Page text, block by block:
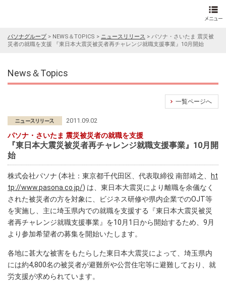
パソナグループ> NEWS＆TOPICS > ニュースリリース > パソナ・さいたま 震災被
災者の就職を支援 『東日本大震災被災者再チャレンジ就職支援事業』10月開始
News＆Topics
一覧ページへ
2011.09.02
パソナ・さいたま 震災被災者の就職を支援
『東日本大震災被災者再チャレンジ就職支援事業』10月開
始
株式会社パソナ (本社：東京都千代田区、代表取締役 南部靖之、
ht
tp://www.pasona.co.jp/) は、東日本大震災により離職を余儀なく
された被災者の方を対象に、ビジネス研修や県内企業でのOJT等
を実施し、主に埼玉県内での就職を支援する『東日本大震災被災
者再チャレンジ就職支援事業』を10月1日から開始するため、9月
より参加希望者の募集を開始いたします。
各地に甚大な被害をもたらした東日本大震災によって、埼玉県内
には約4,800名の被災者が避難所や公営住宅等に避難しており、就
労支援が求められています。